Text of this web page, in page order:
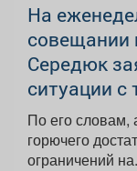
На
совещании
Середюк
ситуации с
По его словам,
горючего
ограничений